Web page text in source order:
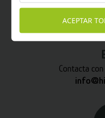
Contacta
ACEPTAR